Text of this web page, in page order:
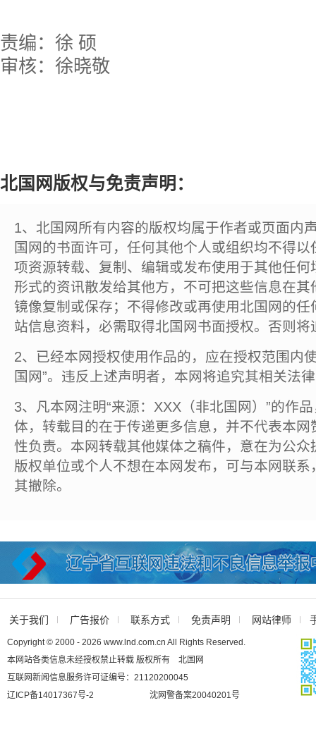
责编：徐 硕
审核：徐晓敬
北国网版权与免责声明：
1、北国网所有内容的版权均属于作者或页面内
国网的书面许可，任何其他个人或组织均不得
项资源转载、复制、编辑或发布使用于其他任
形式的资讯散发给其他方，不可把这些信息在
镜像复制或保存；不得修改或再使用北国网的
站信息资料，必需取得北国网书面授权。否则将
2、已经本网授权使用作品的，应在授权范围内
国网”。违反上述声明者，本网将追究其相关法
3、凡本网注明“来源：XXX（非北国网）”的作
体，转载目的在于传递更多信息，并不代表本
性负责。本网转载其他媒体之稿件，意在为公
版权单位或个人不想在本网发布，可与本网联
其撤除。
关于我们 广告报价 联系方式 免责声明 网站律师
Copyright © 2000 - 2026 www.lnd.com.cn All Rights Reserved.
本网站各类信息未经授权禁止转载 版权所有 北国网
互联网新闻信息服务许可证编号：21120200045
辽ICP备14017367号-2
沈网警备案20040201号